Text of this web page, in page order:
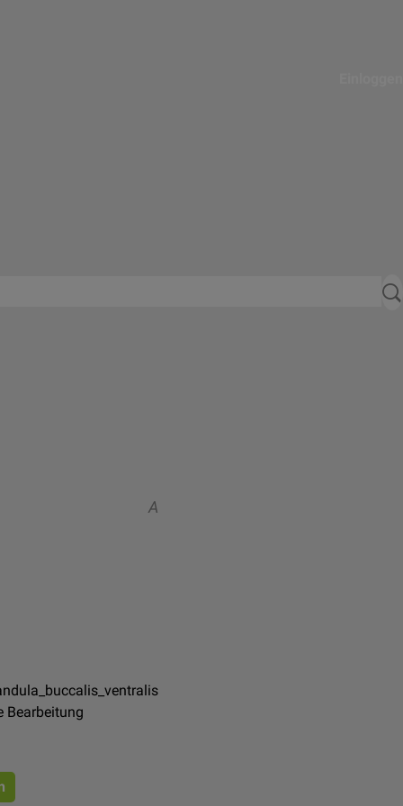
A
Bearbeitung